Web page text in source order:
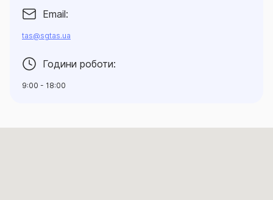
Email:
tas@sgtas.ua
Години роботи:
9:00 - 18:00